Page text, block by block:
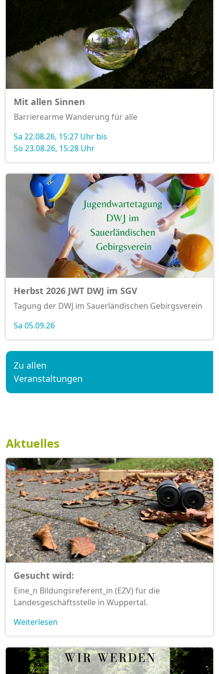
Mit allen Sinnen
Barrierearme Wanderung für alle
Sa 22.08.26, 15:27 Uhr bis
So 23.08.26, 15:28 Uhr
Herbst 2026 JWT DWJ im SGV
Tagung der DWJ im Sauerländischen Gebirgsverein
Sa 05.09.26
Zu allen
Veranstaltungen
Aktuelles
Gesucht wird:
Eine_n Bildungsreferent_in (EZV) für die
Landesgeschäftsstelle in Wuppertal.
Weiterlesen